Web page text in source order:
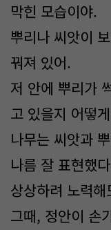
막힌 모습이야.
뿌리나 씨앗이
꿔져 있어.
저 안에 뿌리가
고 있을지 어떻
나무는 씨앗과
나름 잘 표현했
상상하려 노력
그때, 정안이 손